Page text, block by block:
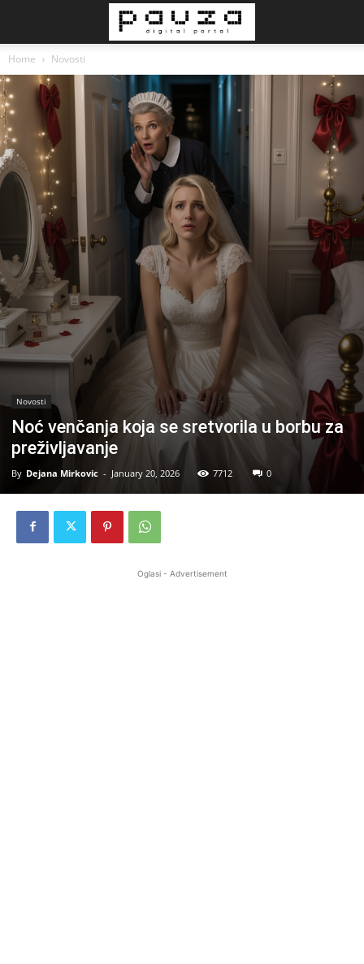
Home Novosti
Novosti
Noć venčanja koja se sretvorila u borbu za
preživljavanje
By Dejana Mirkovic - January 20, 2026 7712 0
Oglasi - Advertisement